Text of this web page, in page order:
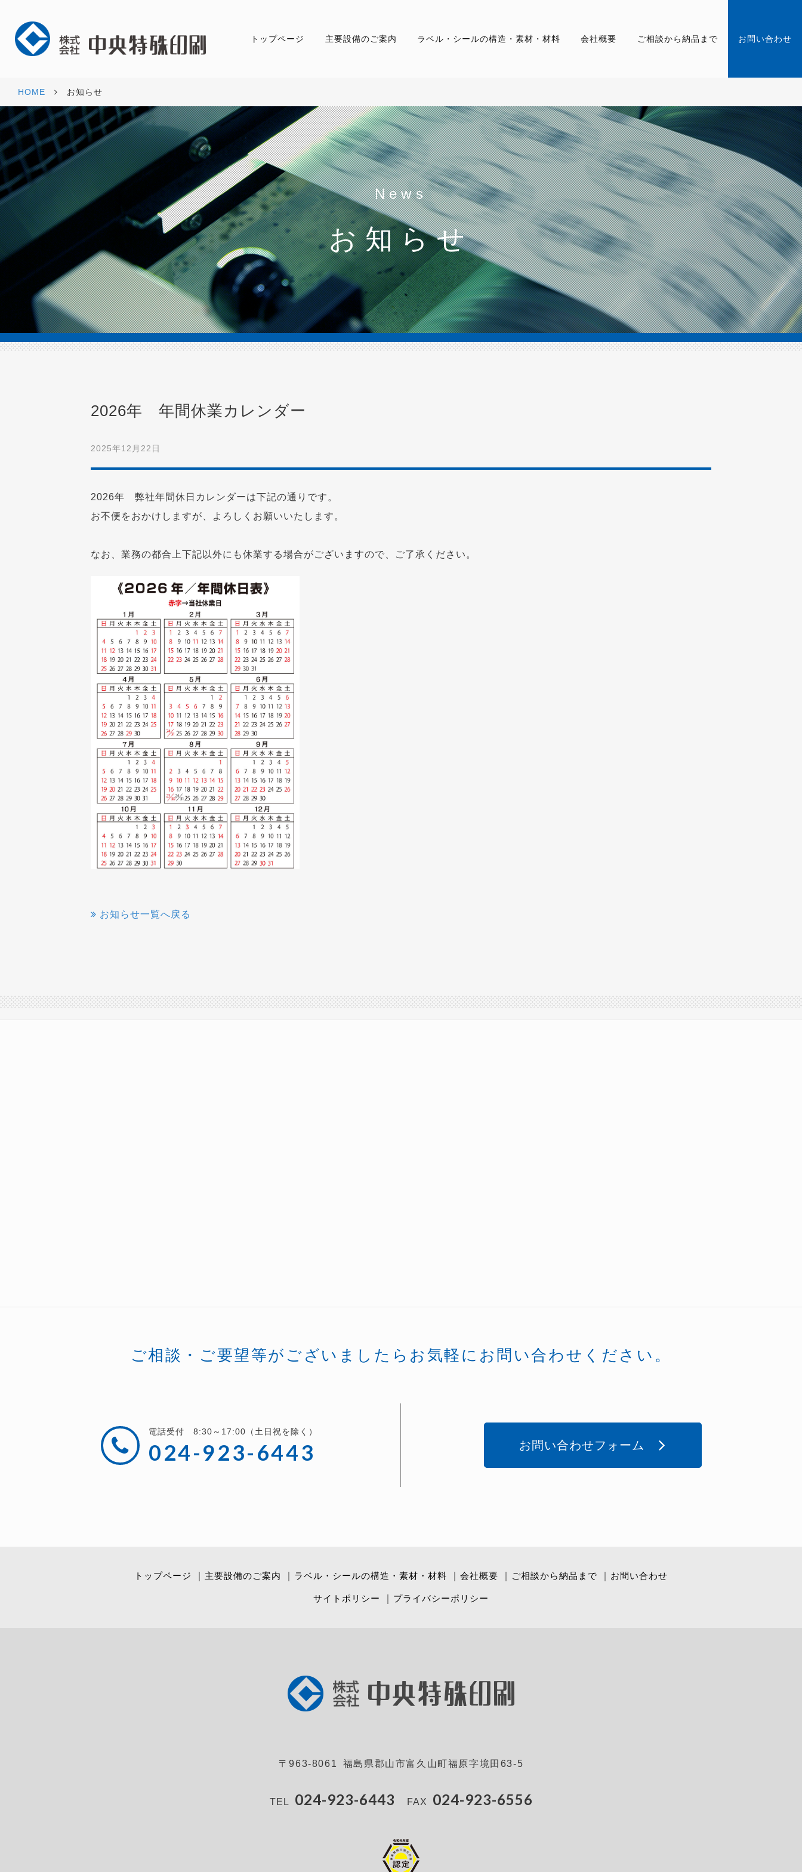
トップページ 主要設備のご案内 ラベル・シールの構造・素材・材料 会社概要 ご相談から納品まで お問い合わせ
HOME お知らせ
News
お知らせ
2026年 年間休業カレンダー
2025年12月22日
2026年 弊社年間休日カレンダーは下記の通りです。
お不便をおかけしますが、よろしくお願いいたします。
なお、業務の都合上下記以外にも休業する場合がございますので、ご了承ください。
お知らせ一覧へ戻る
ご相談・ご要望等がございましたらお気軽にお問い合わせください。
電話受付 8:30～17:00（土日祝を除く）
024-923-6443 お問い合わせフォーム
トップページ 主要設備のご案内 ラベル・シールの構造・素材・材料 会社概要 ご相談から納品まで お問い合わせ
サイトポリシー プライバシーポリシー
〒963-8061 福島県郡山市富久山町福原字境田63-5
TEL 024-923-6443 FAX 024-923-6556